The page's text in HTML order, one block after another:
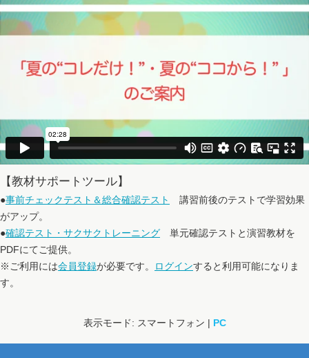
【教材サポートツール】
●事前チェックテスト＆総合確認テスト
講習前後のテストで学習効果
がアップ。
●確認テスト・サクサクトレーニング 単元確認テストと演習教材を
PDFにてご提供。
※ご利用には会員登録が必要です。 ログインすると利用可能になりま
す。
表示モード: スマートフォン | PC